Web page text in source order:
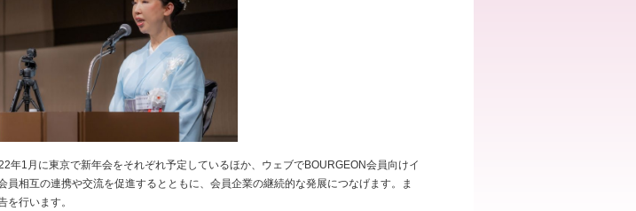
1月に東京で新年会をそれぞれ予定しているほか、ウェブでBOURGEON会員向けイ
相互の連携や交流を促進するとともに、会員企業の継続的な発展につなげます。ま
行います。